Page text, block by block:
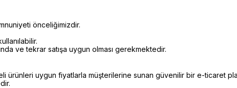
önceliğimizdir.
ve tekrar satışa uygun olması gerekmektedir.
ürünleri uygun fiyatlarla müşterilerine sunan güvenilir bir e-ticaret